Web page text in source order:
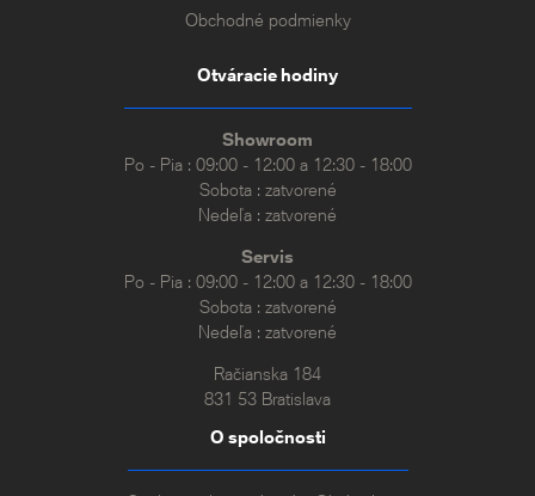
Obchodné podmienky
Otváracie hodiny
Showroom
Po - Pia : 09:00 - 12:00 a 12:30 - 18:00
Sobota : zatvorené
Nedeľa : zatvorené
Servis
Po - Pia : 09:00 - 12:00 a 12:30 - 18:00
Sobota : zatvorené
Nedeľa : zatvorené
Račianska 184
831 53 Bratislava
O spoločnosti